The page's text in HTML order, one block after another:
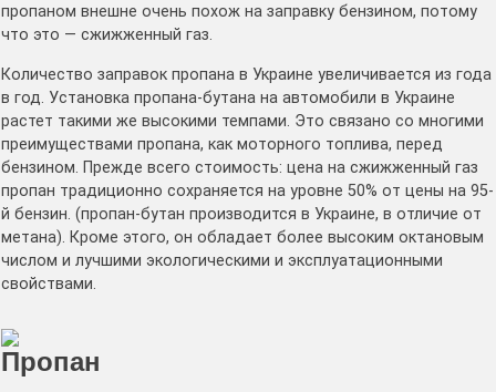
пропаном внешне очень похож на заправку бензином, потому
что это — сжижженный газ.
Количество заправок пропана в Украине увеличивается из года
в год. Установка пропана-бутана на автомобили в Украине
растет такими же высокими темпами. Это связано со многими
преимуществами пропана, как моторного топлива, перед
бензином. Прежде всего стоимость: цена на сжижженный газ
пропан традиционно сохраняется на уровне 50% от цены на 95-
й бензин. (пропан-бутан производится в Украине, в отличие от
метана). Кроме этого, он обладает более высоким октановым
числом и лучшими экологическими и эксплуатационными
свойствами.
Пропан